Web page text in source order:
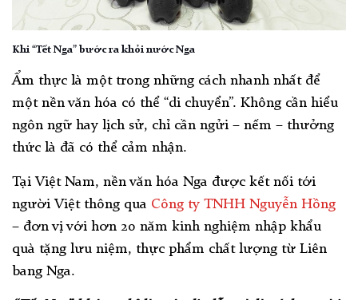
Khi “Tết Nga” bước ra khỏi nước Nga
Ẩm thực là một trong những cách nhanh nhất để
một nền văn hóa có thể “di chuyển”. Không cần hiểu
ngôn ngữ hay lịch sử, chỉ cần ngửi – nếm – thưởng
thức là đã có thể cảm nhận.
Tại Việt Nam, nền văn hóa Nga được kết nối tới
người Việt thông qua Công ty TNHH Nguyễn Hồng
– đơn vị với hơn 20 năm kinh nghiệm nhập khẩu
quà tặng lưu niệm, thực phẩm chất lượng từ Liên
bang Nga.